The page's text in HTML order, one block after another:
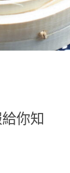
你知